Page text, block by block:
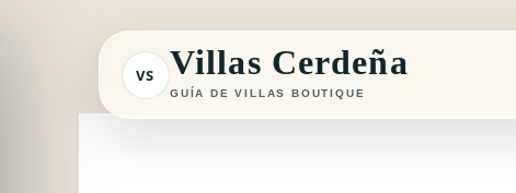
VS Villas Cerdeña
GUÍA DE VILLAS BOUTIQUE